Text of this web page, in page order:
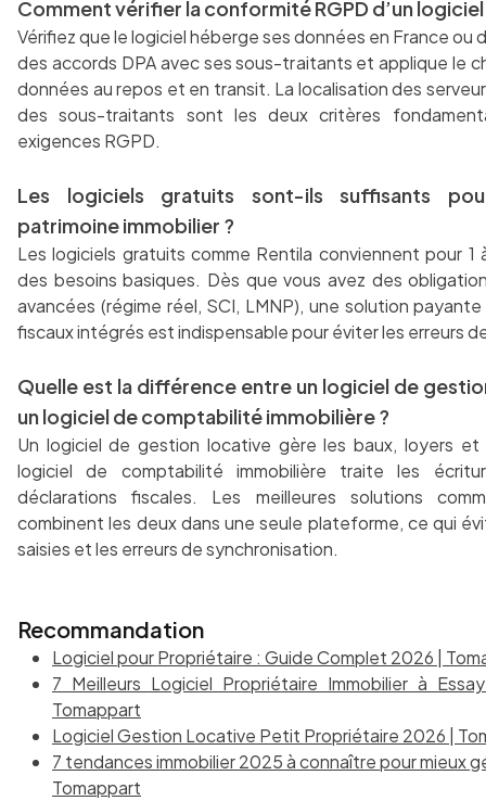
Comment vérifier la conformité RGPD d’un
Vérifiez que le logiciel héberge ses données en France ou
des accords DPA avec ses sous-traitants et applique le
données au repos et en transit. La localisation des
des sous-traitants sont les deux critères
exigences RGPD.
Les logiciels gratuits sont-ils suffisants
patrimoine immobilier ?
Les logiciels gratuits comme Rentila conviennent pour 1
des besoins basiques. Dès que vous avez des
avancées (régime réel, SCI, LMNP), une solution
fiscaux intégrés est indispensable pour éviter les erreurs
Quelle est la différence entre un logiciel de
un logiciel de comptabilité immobilière ?
Un logiciel de gestion locative gère les baux, loyers et
logiciel de comptabilité immobilière traite les
déclarations fiscales. Les meilleures solutions
combinent les deux dans une seule plateforme, ce qui
saisies et les erreurs de synchronisation.
Recommandation
Logiciel pour Propriétaire : Guide Complet 2026 |
7 Meilleurs Logiciel Propriétaire Immobilier à
Tomappart
Logiciel Gestion Locative Petit Propriétaire 2026 |
7 tendances immobilier 2025 à connaître pour mieux
Tomappart